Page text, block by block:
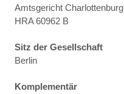
Amtsgericht Charlottenburg
HRA 60962 B
Sitz der Gesellschaft
Berlin
Komplementär